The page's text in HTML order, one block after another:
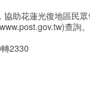
助花蓮光復地區民
查詢。
2330